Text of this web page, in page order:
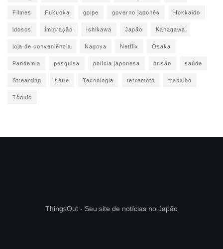
Filmes Fukuoka golpe governo japonês Hokkaido
idosos imigração Ishikawa Japão Kanagawa
loja de conveniência Nagoya Netflix Osaka
Pandemia pesquisa polícia japonesa prisão saúde
Streaming série Tecnologia terremoto trabalho
Tóquio
ThingsOut - Seu site de notícias no Japão